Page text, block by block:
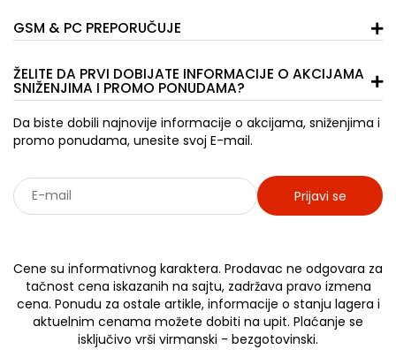
GSM & PC PREPORUČUJE
ŽELITE DA PRVI DOBIJATE INFORMACIJE O AKCIJAMA
SNIŽENJIMA I PROMO PONUDAMA?
Da biste dobili najnovije informacije o akcijama, sniženjima i
promo ponudama, unesite svoj E-mail.
Prijavi se
Cene su informativnog karaktera. Prodavac ne odgovara za
tačnost cena iskazanih na sajtu, zadržava pravo izmena
cena. Ponudu za ostale artikle, informacije o stanju lagera i
aktuelnim cenama možete dobiti na upit. Plaćanje se
isključivo vrši virmanski - bezgotovinski.